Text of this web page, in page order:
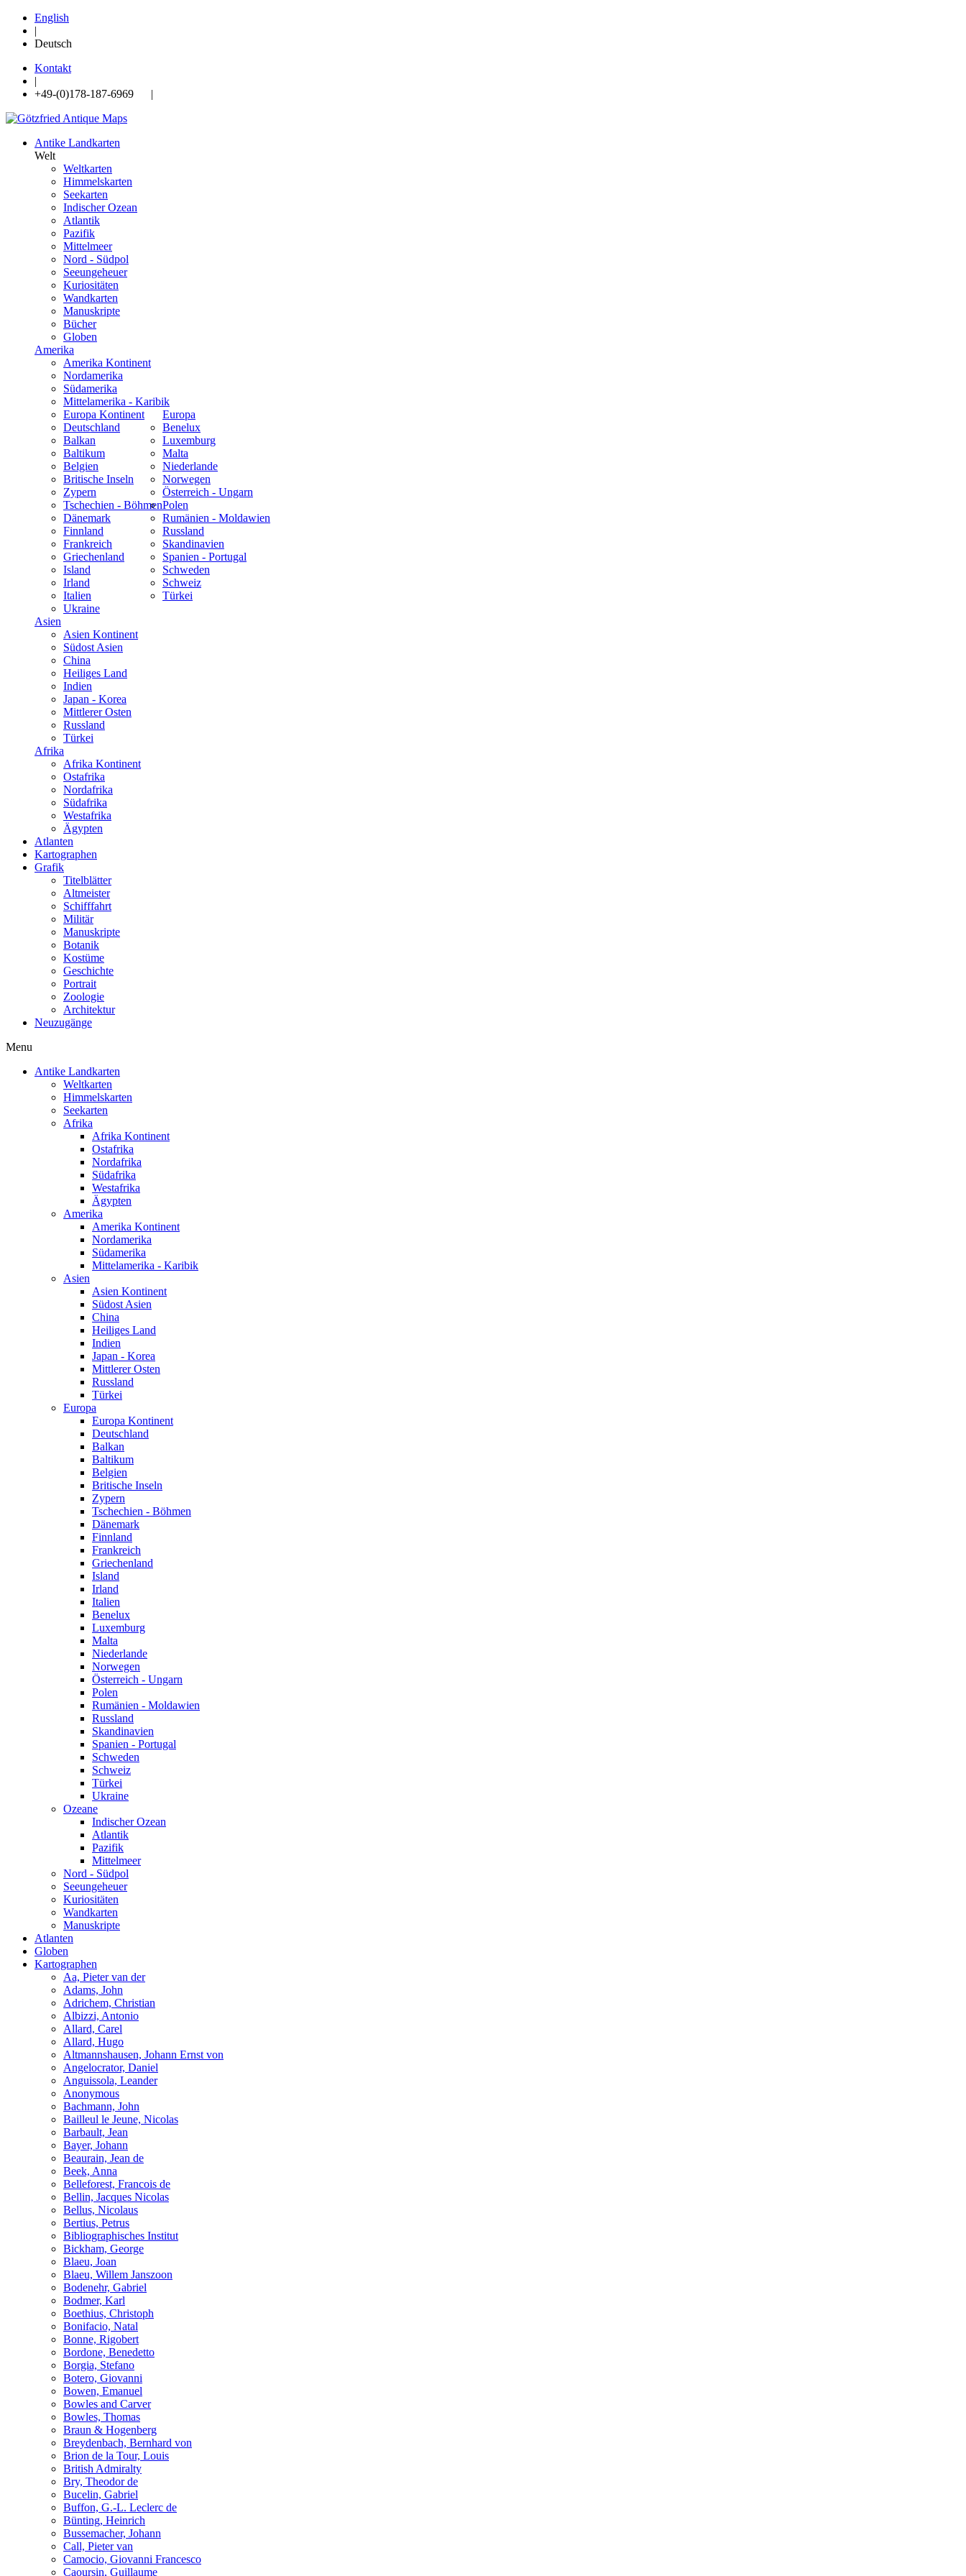
English
|
Deutsch
Kontakt
|
+49-(0)178-187-6969 |
Antike Landkarten
Welt
Weltkarten
Himmelskarten
Seekarten
Indischer Ozean
Atlantik
Pazifik
Mittelmeer
Nord - Südpol
Seeungeheuer
Kuriositäten
Wandkarten
Manuskripte
Bücher
Globen
Amerika
Amerika Kontinent
Nordamerika
Südamerika
Mittelamerika - Karibik
Europa
Europa Kontinent
Deutschland
Balkan
Baltikum
Belgien
Britische Inseln
Zypern
Tschechien - Böhmen
Dänemark
Finnland
Frankreich
Griechenland
Island
Irland
Italien
Benelux
Luxemburg
Malta
Niederlande
Norwegen
Österreich - Ungarn
Polen
Rumänien - Moldawien
Russland
Skandinavien
Spanien - Portugal
Schweden
Schweiz
Türkei
Ukraine
Asien
Asien Kontinent
Südost Asien
China
Heiliges Land
Indien
Japan - Korea
Mittlerer Osten
Russland
Türkei
Afrika
Afrika Kontinent
Ostafrika
Nordafrika
Südafrika
Westafrika
Ägypten
Atlanten
Kartographen
Grafik
Titelblätter
Altmeister
Schifffahrt
Militär
Manuskripte
Botanik
Kostüme
Geschichte
Portrait
Zoologie
Architektur
Neuzugänge
Menu
Antike Landkarten
Weltkarten
Himmelskarten
Seekarten
Afrika
Afrika Kontinent
Ostafrika
Nordafrika
Südafrika
Westafrika
Ägypten
Amerika
Amerika Kontinent
Nordamerika
Südamerika
Mittelamerika - Karibik
Asien
Asien Kontinent
Südost Asien
China
Heiliges Land
Indien
Japan - Korea
Mittlerer Osten
Russland
Türkei
Europa
Europa Kontinent
Deutschland
Balkan
Baltikum
Belgien
Britische Inseln
Zypern
Tschechien - Böhmen
Dänemark
Finnland
Frankreich
Griechenland
Island
Irland
Italien
Benelux
Luxemburg
Malta
Niederlande
Norwegen
Österreich - Ungarn
Polen
Rumänien - Moldawien
Russland
Skandinavien
Spanien - Portugal
Schweden
Schweiz
Türkei
Ukraine
Ozeane
Indischer Ozean
Atlantik
Pazifik
Mittelmeer
Nord - Südpol
Seeungeheuer
Kuriositäten
Wandkarten
Manuskripte
Atlanten
Globen
Kartographen
Aa, Pieter van der
Adams, John
Adrichem, Christian
Albizzi, Antonio
Allard, Carel
Allard, Hugo
Altmannshausen, Johann Ernst von
Angelocrator, Daniel
Anguissola, Leander
Anonymous
Bachmann, John
Bailleul le Jeune, Nicolas
Barbault, Jean
Bayer, Johann
Beaurain, Jean de
Beek, Anna
Belleforest, Francois de
Bellin, Jacques Nicolas
Bellus, Nicolaus
Bertius, Petrus
Bibliographisches Institut
Bickham, George
Blaeu, Joan
Blaeu, Willem Janszoon
Bodenehr, Gabriel
Bodmer, Karl
Boethius, Christoph
Bonifacio, Natal
Bonne, Rigobert
Bordone, Benedetto
Borgia, Stefano
Botero, Giovanni
Bowen, Emanuel
Bowles and Carver
Bowles, Thomas
Braun & Hogenberg
Breydenbach, Bernhard von
Brion de la Tour, Louis
British Admiralty
Bry, Theodor de
Bucelin, Gabriel
Buffon, G.-L. Leclerc de
Bünting, Heinrich
Bussemacher, Johann
Call, Pieter van
Camocio, Giovanni Francesco
Caoursin, Guillaume